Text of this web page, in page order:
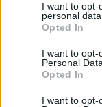
I want to opt-
personal data.
Opted In
I want to opt-
Personal Data.
Opted In
I want to opt-
Nous vous
symptômes que
nocturnes,
qui s’aggrave